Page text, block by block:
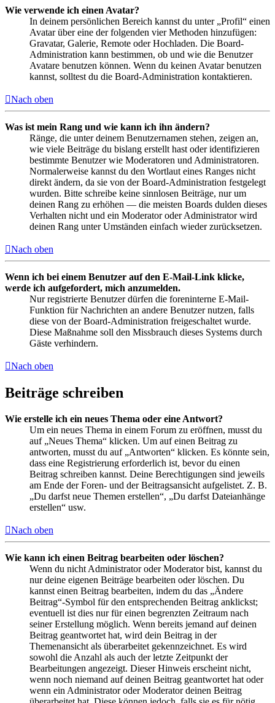
Wie verwende ich einen Avatar?
In deinem persönlichen Bereich kannst du unter „Profil“ einen
Avatar über eine der folgenden vier Methoden hinzufügen:
Gravatar, Galerie, Remote oder Hochladen. Die Board-
Administration kann bestimmen, ob und wie die Benutzer
Avatare benutzen können. Wenn du keinen Avatar benutzen
kannst, solltest du die Board-Administration kontaktieren.
Nach oben
Was ist mein Rang und wie kann ich ihn ändern?
Ränge, die unter deinem Benutzernamen stehen, zeigen an,
wie viele Beiträge du bislang erstellt hast oder identifizieren
bestimmte Benutzer wie Moderatoren und Administratoren.
Normalerweise kannst du den Wortlaut eines Ranges nicht
direkt ändern, da sie von der Board-Administration festgelegt
wurden. Bitte schreibe keine sinnlosen Beiträge, nur um
deinen Rang zu erhöhen — die meisten Boards dulden dieses
Verhalten nicht und ein Moderator oder Administrator wird
deinen Rang unter Umständen einfach wieder zurücksetzen.
Nach oben
Wenn ich bei einem Benutzer auf den E-Mail-Link klicke,
werde ich aufgefordert, mich anzumelden.
Nur registrierte Benutzer dürfen die foreninterne E-Mail-
Funktion für Nachrichten an andere Benutzer nutzen, falls
diese von der Board-Administration freigeschaltet wurde.
Diese Maßnahme soll den Missbrauch dieses Systems durch
Gäste verhindern.
Nach oben
Beiträge schreiben
Wie erstelle ich ein neues Thema oder eine Antwort?
Um ein neues Thema in einem Forum zu eröffnen, musst du
auf „Neues Thema“ klicken. Um auf einen Beitrag zu
antworten, musst du auf „Antworten“ klicken. Es könnte sein,
dass eine Registrierung erforderlich ist, bevor du einen
Beitrag schreiben kannst. Deine Berechtigungen sind jeweils
am Ende der Foren- und der Beitragsansicht aufgelistet. Z. B.
„Du darfst neue Themen erstellen“, „Du darfst Dateianhänge
erstellen“ usw.
Nach oben
Wie kann ich einen Beitrag bearbeiten oder löschen?
Wenn du nicht Administrator oder Moderator bist, kannst du
nur deine eigenen Beiträge bearbeiten oder löschen. Du
kannst einen Beitrag bearbeiten, indem du das „Ändere
Beitrag“-Symbol für den entsprechenden Beitrag anklickst;
eventuell ist dies nur für einen begrenzten Zeitraum nach
seiner Erstellung möglich. Wenn bereits jemand auf deinen
Beitrag geantwortet hat, wird dein Beitrag in der
Themenansicht als überarbeitet gekennzeichnet. Es wird
sowohl die Anzahl als auch der letzte Zeitpunkt der
Bearbeitungen angezeigt. Dieser Hinweis erscheint nicht,
wenn noch niemand auf deinen Beitrag geantwortet hat oder
wenn ein Administrator oder Moderator deinen Beitrag